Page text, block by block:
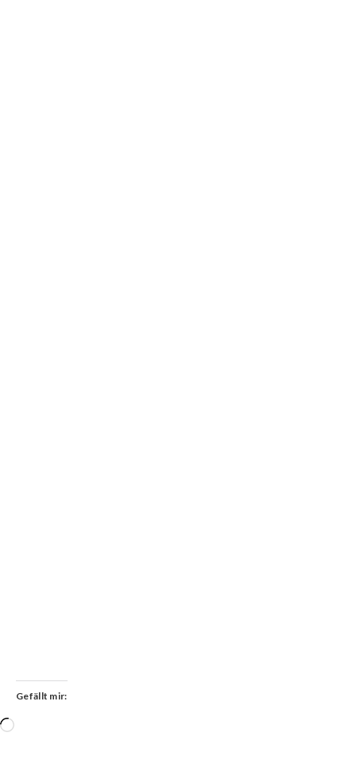
Gefällt mir:
Wird